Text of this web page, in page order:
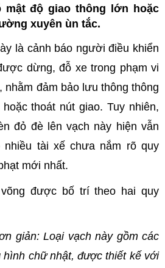
mật độ giao thông lớn hoặc
xuyên ùn tắc.
là cảnh báo người điều khiển
dừng, đỗ xe trong phạm vi
nhằm đảm bảo lưu thông thông
thoát nút giao. Tuy nhiên,
đỏ đè lên vạch này hiện vẫn
nhiều tài xế chưa nắm rõ quy
mới nhất.
được bố trí theo hai quy
giản: Loại vạch này gồm các
hình chữ nhật, được thiết kế với